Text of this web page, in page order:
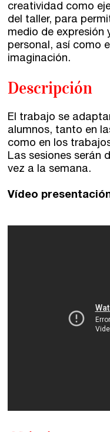
Málaga
Bilbao
Zaragoza
Santander
Gijón
Palma
Cursos
Curso integral de
Quiénes somos
Nuestra filosofía
creatividad como
del taller, para
medio de expresión
personal, así como
imaginación.
Descripción
El trabajo se
alumnos, tanto en
como en los
Las sesiones serán
vez a la semana.
Vídeo